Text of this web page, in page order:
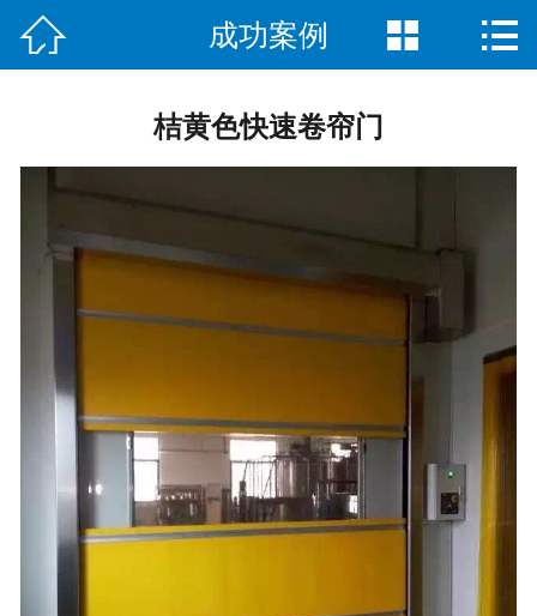
首页
人才招聘
联系我们
 成功案例  
桔黄色快速卷帘门